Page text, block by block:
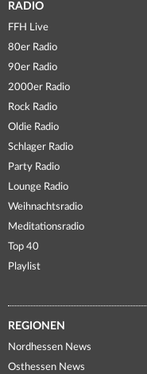
RADIO
FFH Live
80er Radio
90er Radio
2000er Radio
Rock Radio
Oldie Radio
Schlager Radio
Party Radio
Lounge Radio
Weihnachtsradio
Meditationsradio
Top 40
Playlist
REGIONEN
Nordhessen News
Osthessen News